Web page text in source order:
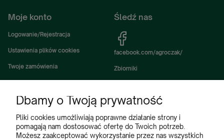
Moje konto
Logowanie/Rejestracja
Ustawienia plików cookies
Twoje zamówienia
Ulubione
Śledź nas
facebook.com/agroczak/
Zbiorniki
Akcesoria i wyposażenie zbiorników
Zbiorniki na deszczówkę
Częsci do maszyn rolniczych
Dbamy o Twoją prywatność
Pliki cookies umożliwiają poprawne działanie strony i
pomagają nam dostosować ofertę do Twoich potrzeb.
Możesz zaakceptować wykorzystanie przez nas wszystkich